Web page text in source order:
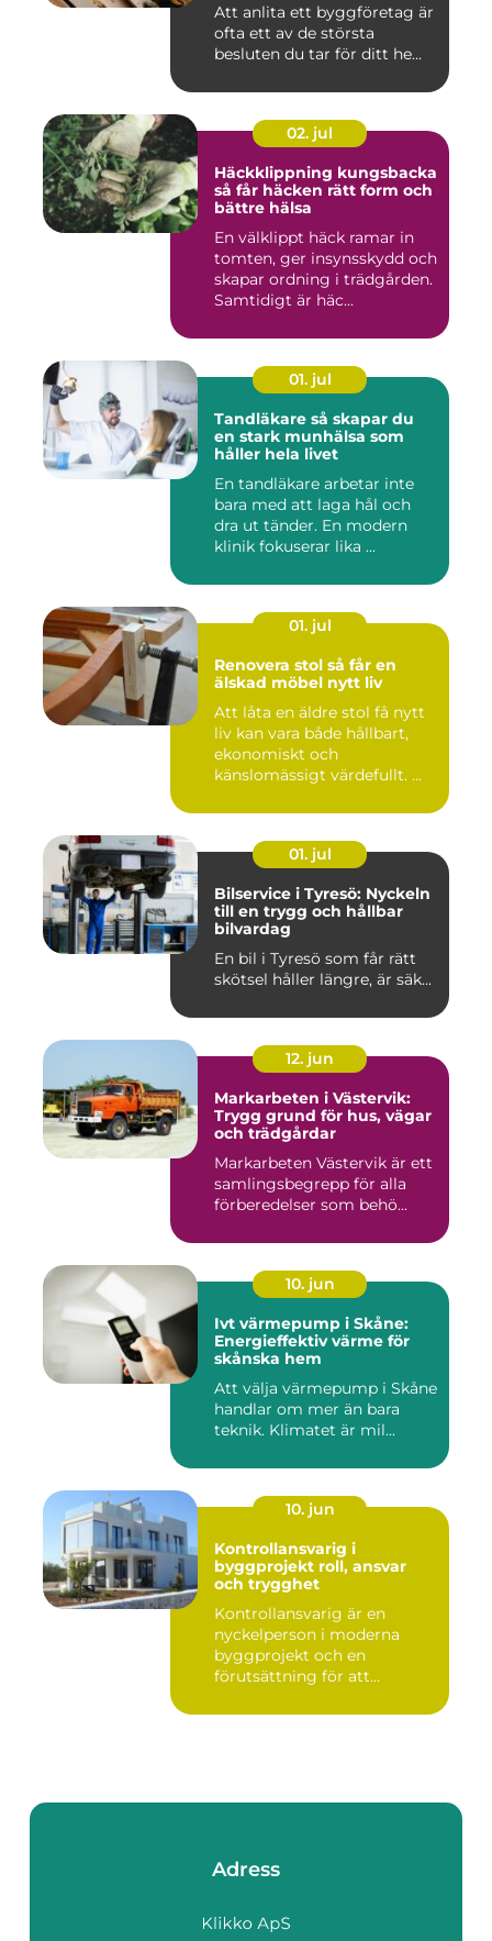
Att anlita ett byggföretag är
ofta ett av de största
besluten du tar för ditt he...
02. jul
Häckklippning kungsbacka
så får häcken rätt form och
bättre hälsa
En välklippt häck ramar in
tomten, ger insynsskydd och
skapar ordning i trädgården.
Samtidigt är häc...
01. jul
Tandläkare så skapar du
en stark munhälsa som
håller hela livet
En tandläkare arbetar inte
bara med att laga hål och
dra ut tänder. En modern
klinik fokuserar lika ...
01. jul
Renovera stol så får en
älskad möbel nytt liv
Att låta en äldre stol få nytt
liv kan vara både hållbart,
ekonomiskt och
känslomässigt värdefullt. ...
01. jul
Bilservice i Tyresö: Nyckeln
till en trygg och hållbar
bilvardag
En bil i Tyresö som får rätt
skötsel håller längre, är säk...
12. jun
Markarbeten i Västervik:
Trygg grund för hus, vägar
och trädgårdar
Markarbeten Västervik är ett
samlingsbegrepp för alla
förberedelser som behö...
10. jun
Ivt värmepump i Skåne:
Energieffektiv värme för
skånska hem
Att välja värmepump i Skåne
handlar om mer än bara
teknik. Klimatet är mil...
10. jun
Kontrollansvarig i
byggprojekt roll, ansvar
och trygghet
Kontrollansvarig är en
nyckelperson i moderna
byggprojekt och en
förutsättning för att
Adress